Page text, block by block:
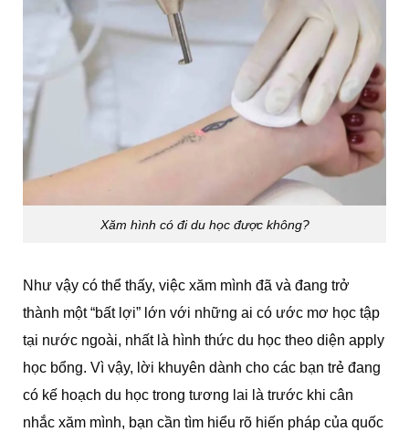
Xăm hình có đi du học được không?
Như vậy có thể thấy, việc xăm mình đã và đang trở
thành một “bất lợi” lớn với những ai có ước mơ học tập
tại nước ngoài, nhất là hình thức du học theo diện apply
học bổng. Vì vậy, lời khuyên dành cho các bạn trẻ đang
có kế hoạch du học trong tương lai là trước khi cân
nhắc xăm mình, bạn cần tìm hiểu rõ hiến pháp của quốc